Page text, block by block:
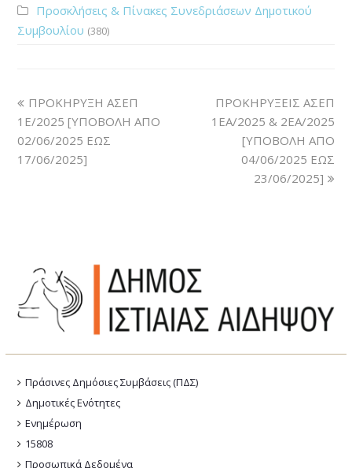
Προσκλήσεις & Πίνακες Συνεδριάσεων Δημοτικού
Συμβουλίου (380)
ΠΡΟΚΗΡΥΞΗ ΑΣΕΠ
1Ε/2025 [ΥΠΟΒΟΛΗ ΑΠΟ
02/06/2025 ΕΩΣ
17/06/2025]
ΠΡΟΚΗΡΥΞΕΙΣ ΑΣΕΠ
1ΕΑ/2025 & 2ΕΑ/2025
[ΥΠΟΒΟΛΗ ΑΠΟ
04/06/2025 ΕΩΣ
23/06/2025]
Πράσινες Δημόσιες Συμβάσεις (ΠΔΣ)
Δημοτικές Ενότητες
Ενημέρωση
15808
Προσωπικά Δεδομένα